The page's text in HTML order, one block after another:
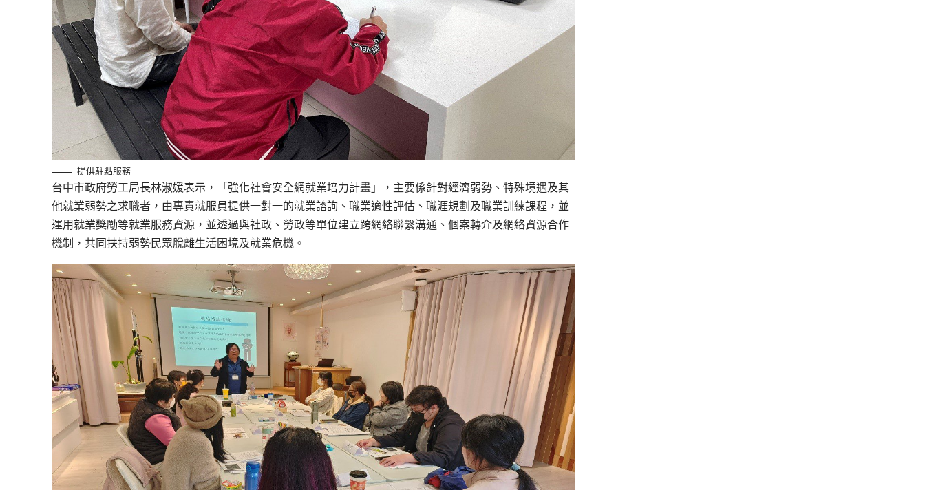
提供駐點服務
台中市政府勞工局長林淑媛表示，「強化社會安全網就業培力計畫」，主要係針對經濟弱勢、特殊境遇及其
他就業弱勢之求職者，由專責就服員提供一對一的就業諮詢、職業適性評估、職涯規劃及職業訓練課程，並
運用就業獎勵等就業服務資源，並透過與社政、勞政等單位建立跨網絡聯繫溝通、個案轉介及網絡資源合作
機制，共同扶持弱勢民眾脫離生活困境及就業危機。